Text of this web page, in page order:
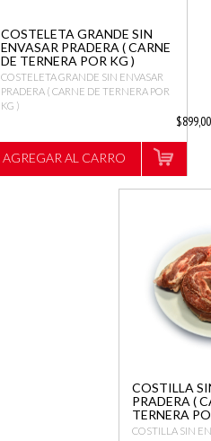
COSTELETA GRANDE SIN
ENVASAR PRADERA ( CARNE
DE TERNERA POR KG )
COSTELETA GRANDE SIN ENVASAR
PRADERA ( CARNE DE TERNERA POR
KG )
$899,00
AGREGAR AL CARRO
COSTILLA
PRADERA (
TERNERA
COSTILLA SIN